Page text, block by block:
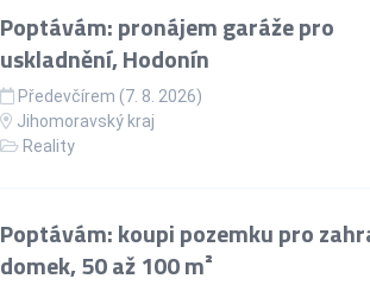
Poptávám: pronájem garáže pro
uskladnění, Hodonín
Předevčírem (7. 8. 2026)
Jihomoravský kraj
Reality
Poptávám: koupi pozemku pro
domek, 50 až 100 m²